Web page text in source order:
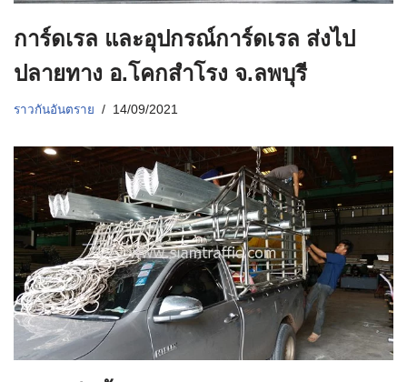
การ์ดเรล และอุปกรณ์การ์ดเรล ส่งไป
ปลายทาง อ.โคกสำโรง จ.ลพบุรี
ราวกันอันตราย 14/09/2021